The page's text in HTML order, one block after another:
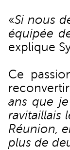
«Si nous
équipée
explique
Ce
ans que
ravitaillais
Réunion,
plus de